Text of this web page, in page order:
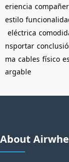
eriencia
estilo
eléctrica
nsportar
ma cables físico
argable
About